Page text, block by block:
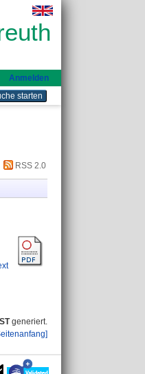
Anmelden
RSS 2.0
generiert.